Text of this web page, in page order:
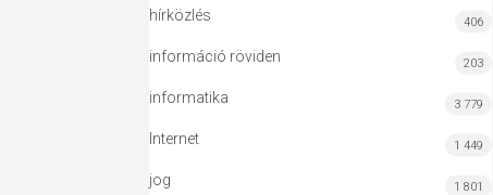
hírközlés 406
információ röviden 203
informatika 3 779
Internet 1 449
jog 1 801